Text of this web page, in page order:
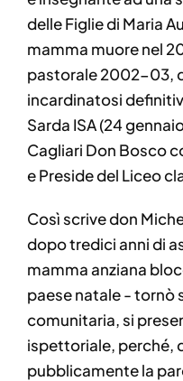
delle Figlie di Maria
mamma muore nel
pastorale 2002-03,
incardinatosi
Sarda ISA (24
Cagliari Don Bosco
e Preside del Liceo
Così scrive don
dopo tredici anni di
mamma anziana
paese natale - tornò
comunitaria, si
ispettoriale, perché,
pubblicamente la